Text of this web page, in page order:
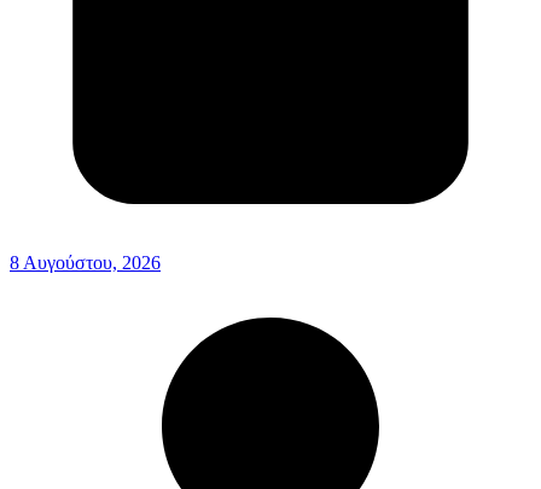
8 Αυγούστου, 2026